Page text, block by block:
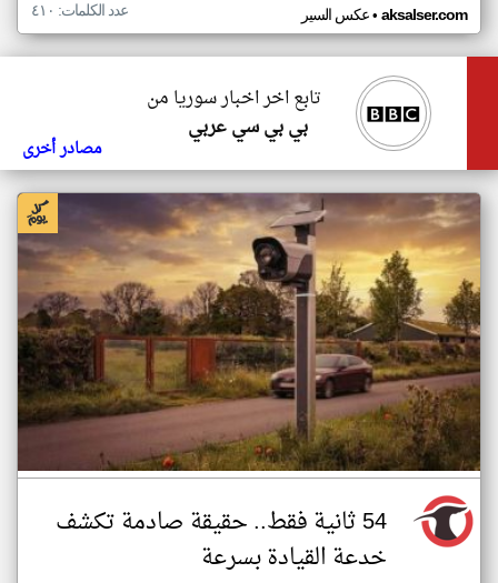
عكس السير• aksalser.com عدد الكلمات: ٤١٠
تابع اخر اخبار سوريا من
بي بي سي عربي
مصادر أخرى
54 ثانية فقط.. حقيقة صادمة تكشف
خدعة القيادة بسرعة